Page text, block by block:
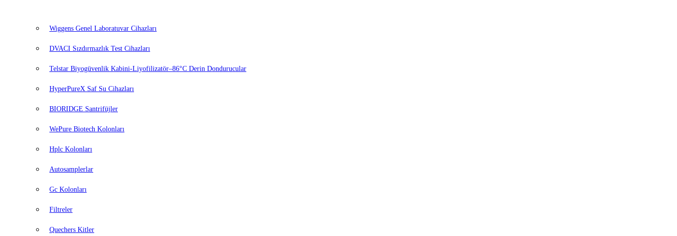
Wiggens Genel Laboratuvar Cihazları
DVACI Sızdırmazlık Test Cihazları
Telstar Biyogüvenlik Kabini-Liyofilizatör–86°C Derin Dondurucular
HyperPureX Saf Su Cihazları
BIORIDGE Santrifüjler
WePure Biotech Kolonları
Hplc Kolonları
Autosamplerlar
Gc Kolonları
Filtreler
Quechers Kitler